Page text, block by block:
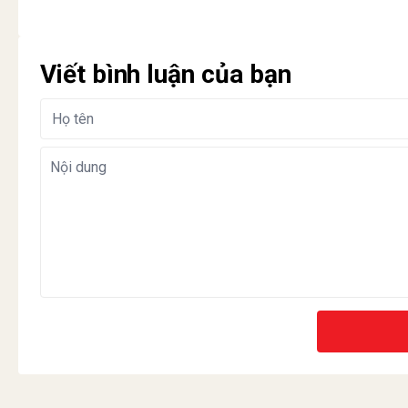
Viết bình luận của bạn